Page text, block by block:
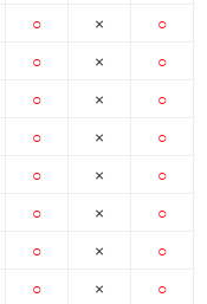
○
○
○
○
○
○
○
○
×
×
×
×
×
×
×
×
○
○
○
○
○
○
○
○